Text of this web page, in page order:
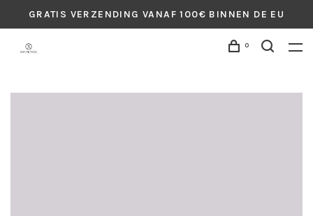
GRATIS VERZENDING VANAF 100€ BINNEN DE EU
0